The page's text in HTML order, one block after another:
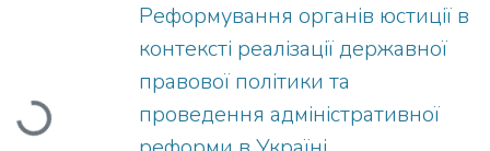
аналізується з позиції
довгострокової стратегії економічного і
соціального розвитку України. Автором
сформульовано висновки
та пропозиції щодо вдосконалення
механізму грошово-кредитного
Loading...
Реформування органів юстиції в
контексті реалізації державної
правової політики та
проведення адміністративної